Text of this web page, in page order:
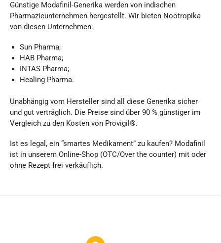
Günstige Modafinil-Generika werden von indischen
Pharmazieunternehmen hergestellt. Wir bieten Nootropika
von diesen Unternehmen:
Sun Pharma;
HAB Pharma;
INTAS Pharma;
Healing Pharma.
Unabhängig vom Hersteller sind all diese Generika sicher
und gut verträglich. Die Preise sind über 90 % günstiger im
Vergleich zu den Kosten von Provigil®.
Ist es legal, ein “smartes Medikament” zu kaufen? Modafinil
ist in unserem Online-Shop (OTC/Over the counter) mit oder
ohne Rezept frei verkäuflich.